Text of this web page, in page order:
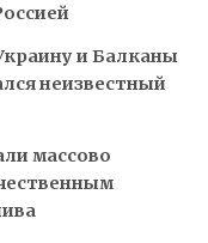
и Балканы
неизвестный
массово